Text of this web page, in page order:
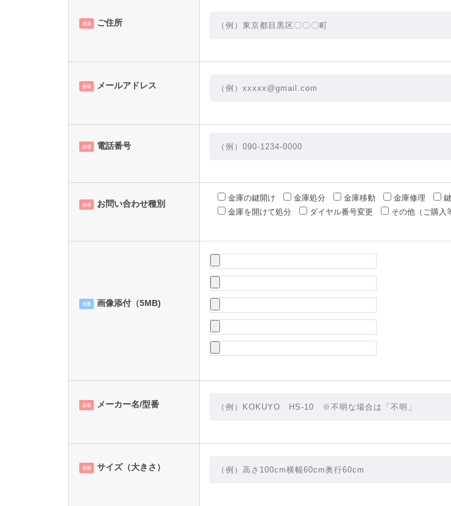
必須 ご住所
必須 メールアドレス
必須 電話番号
必須 お問い合わせ種別
金庫の鍵開け 金庫処分 金庫移動 金庫修理
金庫を開けて処分
ダイヤル番号変更 その他（ご購入
任意 画像添付（5MB)
必須 メーカー名/型番
必須 サイズ（大きさ）